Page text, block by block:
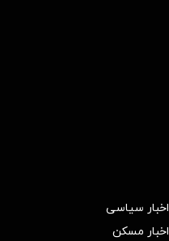
اخبار سیاسی
اخبار مسکن